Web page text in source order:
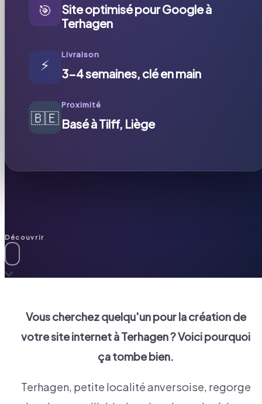
🎯
Site optimisé pour Google à
Terhagen
⚡
Livraison
3-4 semaines, clé en main
🇧🇪
Proximité
Basé à Tilff, Liège
Découvrir
Vous cherchez quelqu'un pour la création de
votre site internet àTerhagen? Voici pourquoi
ça tombe bien.
Terhagen, petite localité anversoise, regorge